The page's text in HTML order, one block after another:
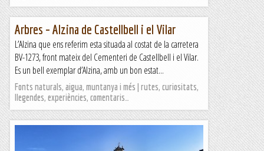
Arbres – Alzina de Castellbell i el Vilar
L’Alzina que ens referim esta situada al costat de la carretera
BV-1273, front mateix del Cementeri de Castellbell i el Vilar.
Es un bell exemplar d’Alzina, amb un bon estat...
Fonts naturals, aigua, muntanya i més | rutes, curiositats,
llegendes, experiències, comentaris…